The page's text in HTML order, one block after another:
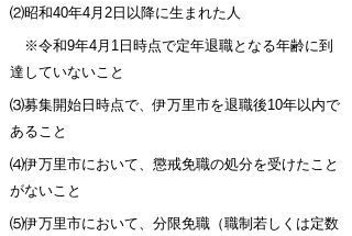
⑵昭和40年4月2日以降に生まれた人
※令和9年4月1日時点で定年退職となる年齢に到
達していないこと
⑶募集開始日時点で、伊万里市を退職後10年以内で
あること
⑷伊万里市において、懲戒免職の処分を受けたこと
がないこと
⑸伊万里市において、分限免職（職制若しくは定数